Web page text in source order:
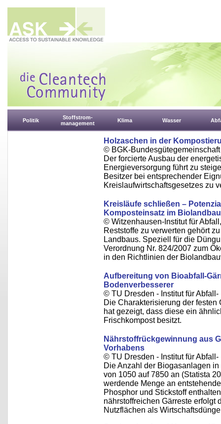
Politik
Stoffstrom-
management
Klima Wasser
Holzaschen in der
© BGK-
Der forcierte Ausbau der
Energieversorgung führt zu
Besitzer bei entsprechender
Kreislaufwirtschaftsgesetzes zu
Kreisläufe schließen –
Komposteinsatz im Biolandbau
© Witzenhausen-Institut für
Reststoffe zu verwerten gehört
Landbaus. Speziell für die
Verordnung Nr. 824/2007 zum
in den Richtlinien der
Aufbereitung von Bioabfall-
Bodenverbesserer
© TU Dresden - Institut für
Die Charakterisierung der
hat gezeigt, dass diese ein
Frischkompost besitzt.
Nährstoffrückgewinnung aus
Vorhabens
© TU Dresden - Institut für
Die Anzahl der Biogasanlagen
von 1050 auf 7850 an (Statista
werdende Menge an
Phosphor und Stickstoff
nährstoffreichen Gärreste erfolgt
Nutzflächen als